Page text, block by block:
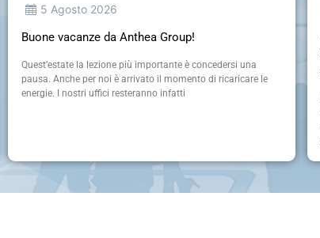
5 Agosto 2026
Buone vacanze da Anthea Group!
Quest’estate la lezione più importante è concedersi una
pausa. Anche per noi è arrivato il momento di ricaricare le
energie. I nostri uffici resteranno infatti